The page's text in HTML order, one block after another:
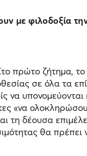
με φιλοδοξία
πρώτο ζήτημα,
σε όλα τα
«να
δέουσα
θα πρέπει